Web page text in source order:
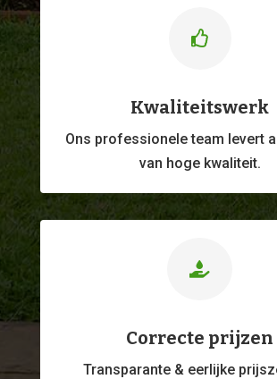

Kwaliteitswerk
Ons professioneleteam levert
van hoge kwaliteit.

Correcte prijzen
Transparante & eerlijke